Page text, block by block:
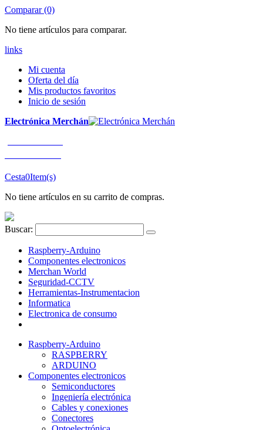
Comparar (0)
No tiene artículos para comparar.
links
Mi cuenta
Oferta del día
Mis productos favoritos
Inicio de sesión
Electrónica Merchán
Cesta0Item(s)
No tiene artículos en su carrito de compras.
Buscar:
Raspberry-Arduino
Componentes electronicos
Merchan World
Seguridad-CCTV
Herramientas-Instrumentacion
Informatica
Electronica de consumo
Raspberry-Arduino
RASPBERRY
ARDUINO
Componentes electronicos
Semiconductores
Ingeniería electrónica
Cables y conexiones
Conectores